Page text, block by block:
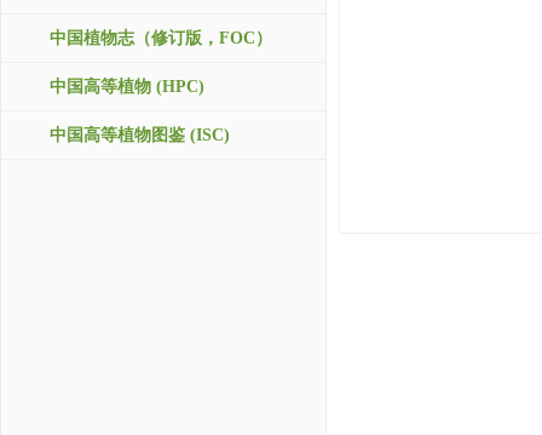
中国植物志（修订版，FOC）
中国高等植物 (HPC)
中国高等植物图鉴 (ISC)